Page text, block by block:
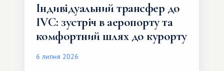
Індивідуальний трансфер до
IVC: зустріч в аеропорту та
комфортний шлях до курорту
6 липня 2026